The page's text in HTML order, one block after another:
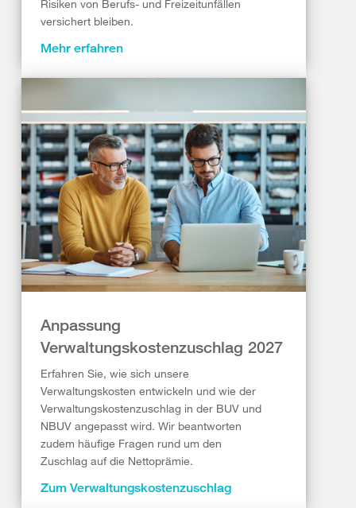
Risiken von Berufs- und Freizeitunfällen
versichert bleiben.
Mehr erfahren
Anpassung
Verwaltungskostenzuschlag 2027
Erfahren Sie, wie sich unsere
Verwaltungskosten entwickeln und wie der
Verwaltungskostenzuschlag in der BUV und
NBUV angepasst wird. Wir beantworten
zudem häufige Fragen rund um den
Zuschlag auf die Nettoprämie.
Zum Verwaltungskostenzuschlag